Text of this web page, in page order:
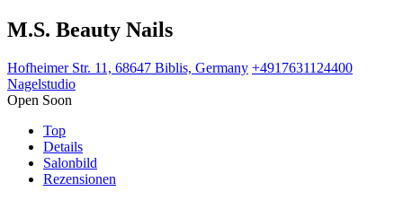
M.S. Beauty Nails
Hofheimer Str. 11, 68647 Biblis, Germany +4917631124400
Nagelstudio
Open Soon
Top
Details
Salonbild
Rezensionen